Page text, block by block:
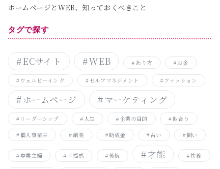
ホームページとWEB、知っておくべきこと
タグで探す
ECサイト WEB あり方 お金
ウェルビーイング セルフマネジメント ファッション
ホームページ マーケティング
リーダーシップ 人生 企業の目的 似合う
個人事業主 創業 助成金 占い 問い
専業主婦 幸福感 後悔 才能 扶養